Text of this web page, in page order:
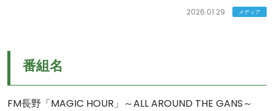
2026.01.29 メディア
番組名
FM長野「MAGIC HOUR」～ALL AROUND THE GANS～